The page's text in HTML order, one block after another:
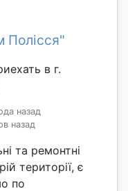
Полісся"
в г.
назад
назад
та ремонтні
території, є
по